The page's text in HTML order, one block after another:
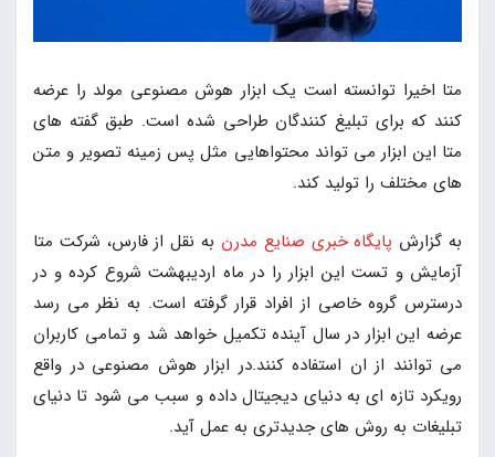
متا اخیرا توانسته است یک ابزار هوش مصنوعی مولد را عرضه
کنند که برای تبلیغ کنندگان طراحی شده است. طبق گفته های
متا این ابزار می تواند محتواهایی مثل پس زمینه تصویر و متن
های مختلف را تولید کند.
به گزارش پایگاه خبری صنایع مدرن به نقل از فارس، شرکت متا
آزمایش و تست این ابزار را در ماه اردیبهشت شروع کرده و در
درسترس گروه خاصی از افراد قرار گرفته است. به نظر می رسد
عرضه این ابزار در سال آینده تکمیل خواهد شد و تمامی کاربران
می توانند از ان استفاده کنند.در ابزار هوش مصنوعی در واقع
رویکرد تازه ای به دنیای دیجیتال داده و سبب می شود تا دنیای
تبلیغات به روش های جدیدتری به عمل آید.